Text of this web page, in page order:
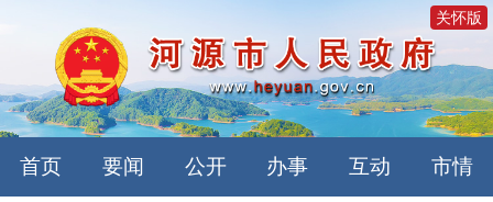
关怀版
首页 要闻 公开 办事 互动 市情